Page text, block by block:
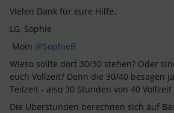
Vielen Dank für eure Hilfe.
LG, Sophie
Moin @SophieB
Wieso sollte dort 30/30 stehen? Oder
euch Vollzeit? Denn die 30/40 besagen
Teilzeit - also 30 Stunden von 40
Die Überstunden berechnen sich auf